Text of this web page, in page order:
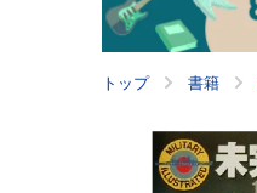
トップ 書籍